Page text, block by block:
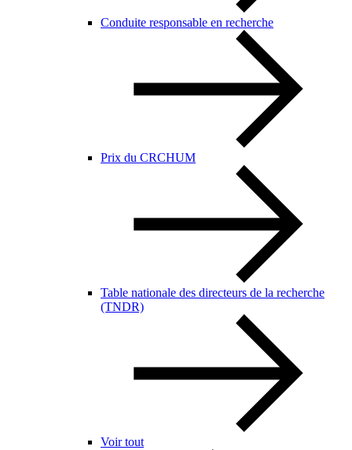
Conduite responsable en recherche
Prix du CRCHUM
Table nationale des directeurs de la recherche
(TNDR)
Voir tout